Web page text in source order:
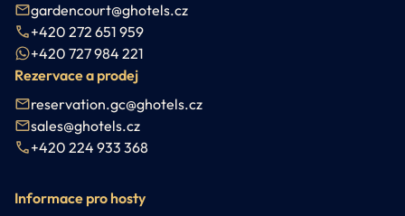
gardencourt@ghotels.cz
+420 272 651 959
+420 727 984 221
Rezervace a prodej
reservation.gc@ghotels.cz
sales@ghotels.cz
+420 224 933 368
Informace pro hosty